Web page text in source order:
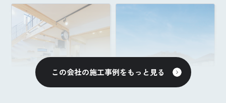
この会社の施工事例をもっと見る